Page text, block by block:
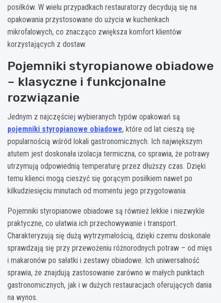
posiłków. W wielu przypadkach restauratorzy decydują się na
opakowania przystosowane do użycia w kuchenkach
mikrofalowych, co znacząco zwiększa komfort klientów
korzystających z dostaw.
Pojemniki styropianowe obiadowe
– klasyczne i funkcjonalne
rozwiązanie
Jednym z najczęściej wybieranych typów opakowań są
pojemniki styropianowe obiadowe, które od lat cieszą się
popularnością wśród lokali gastronomicznych. Ich największym
atutem jest doskonała izolacja termiczna, co sprawia, że potrawy
utrzymują odpowiednią temperaturę przez dłuższy czas. Dzięki
temu klienci mogą cieszyć się gorącym posiłkiem nawet po
kilkudziesięciu minutach od momentu jego przygotowania.
Pojemniki styropianowe obiadowe są również lekkie i niezwykle
praktyczne, co ułatwia ich przechowywanie i transport.
Charakteryzują się dużą wytrzymałością, dzięki czemu doskonale
sprawdzają się przy przewożeniu różnorodnych potraw – od mięs
i makaronów po sałatki i zestawy obiadowe. Ich uniwersalność
sprawia, że znajdują zastosowanie zarówno w małych punktach
gastronomicznych, jak i w dużych restauracjach oferujących dania
na wynos.